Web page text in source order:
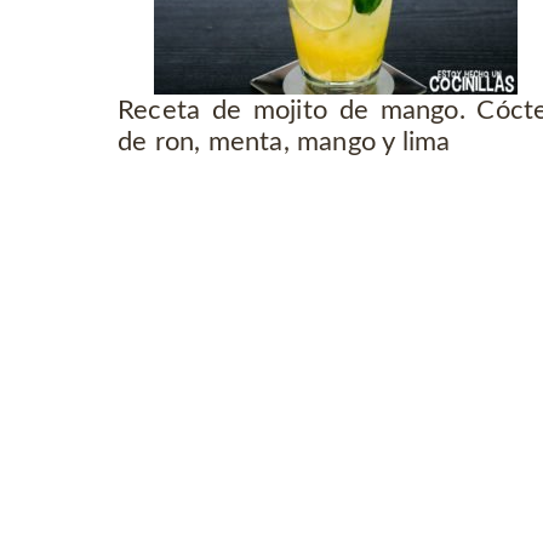
Receta de mojito de mango.
de ron, menta, mango y lima